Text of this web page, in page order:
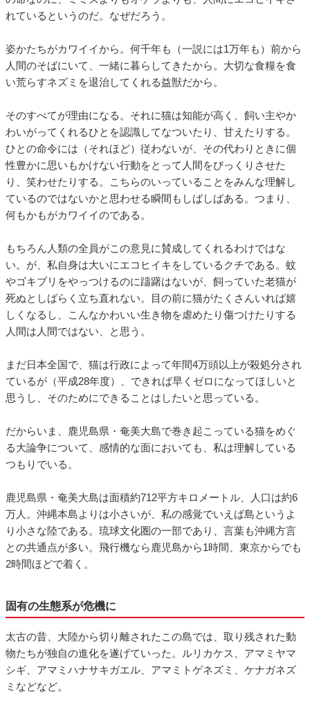
れているというのだ。なぜだろう。
姿かたちがカワイイから。何千年も（一説には1万年も）前から
人間のそばにいて、一緒に暮らしてきたから。大切な食糧を食
い荒らすネズミを退治してくれる益獣だから。
そのすべてが理由になる。それに猫は知能が高く、飼い主やか
わいがってくれるひとを認識してなついたり、甘えたりする。
ひとの命令には（それほど）従わないが、その代わりときに個
性豊かに思いもかけない行動をとって人間をびっくりさせた
り、笑わせたりする。こちらのいっていることをみんな理解し
ているのではないかと思わせる瞬間もしばしばある。つまり、
何もかもがカワイイのである。
もちろん人類の全員がこの意見に賛成してくれるわけではな
い。が、私自身は大いにエコヒイキをしているクチである。蚊
やゴキブリをやっつけるのに躊躇はないが、飼っていた老猫が
死ぬとしばらく立ち直れない。目の前に猫がたくさんいれば嬉
しくなるし、こんなかわいい生き物を虐めたり傷つけたりする
人間は人間ではない、と思う。
まだ日本全国で、猫は行政によって年間4万頭以上が殺処分され
ているが（平成28年度）、できれば早くゼロになってほしいと
思うし、そのためにできることはしたいと思っている。
だからいま、鹿児島県・奄美大島で巻き起こっている猫をめぐ
る大論争について、感情的な面においても、私は理解している
つもりでいる。
鹿児島県・奄美大島は面積約712平方キロメートル、人口は約6
万人。沖縄本島よりは小さいが、私の感覚でいえば島というよ
り小さな陸である。琉球文化圏の一部であり、言葉も沖縄方言
との共通点が多い。飛行機なら鹿児島から1時間、東京からでも
2時間ほどで着く。
固有の生態系が危機に
太古の昔、大陸から切り離されたこの島では、取り残された動
物たちが独自の進化を遂げていった。ルリカケス、アマミヤマ
シギ、アマミハナサキガエル、アマミトゲネズミ、ケナガネズ
ミなどなど。